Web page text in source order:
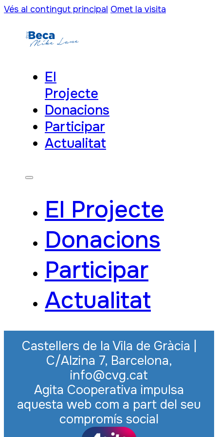
Vés al contingut principal Omet la visita
El
Projecte
Donacions
Participar
Actualitat
El Projecte
Donacions
Participar
Actualitat
Castellers de la Vila de Gràcia |
C/Alzina 7, Barcelona,
info@cvg.cat
Agita Cooperativa impulsa
aquesta web com a part del seu
compromís social